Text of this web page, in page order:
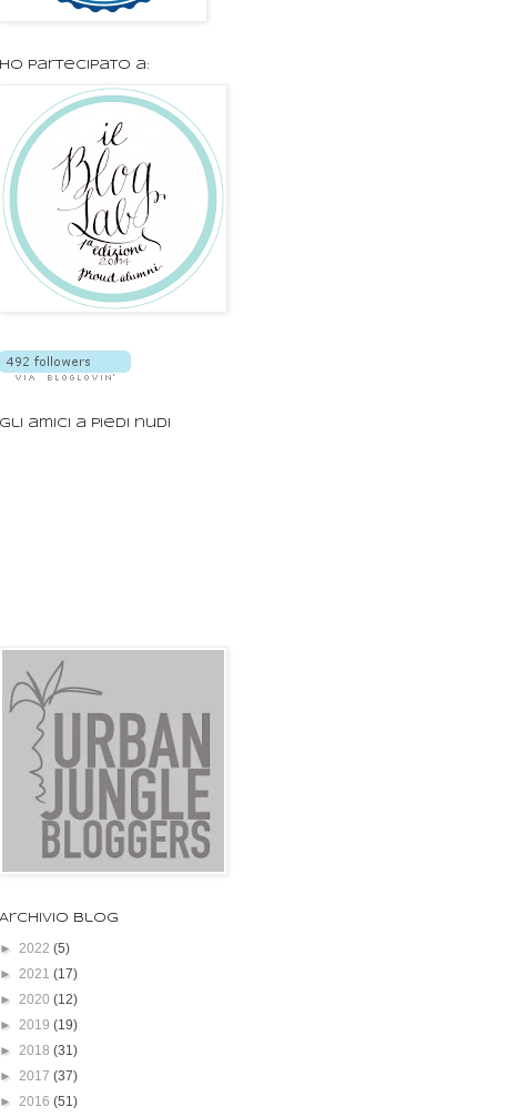
Ho partecipato a:
Gli amici a piedi nudi
Archivio blog
► 2022 (5)
► 2021 (17)
► 2020 (12)
► 2019 (19)
► 2018 (31)
► 2017 (37)
► 2016 (51)